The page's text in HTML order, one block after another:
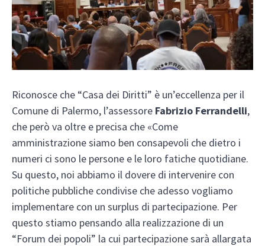
Riconosce che “Casa dei Diritti” è un’eccellenza per il
Comune di Palermo, l’assessore Fabrizio Ferrandelli,
che però va oltre e precisa che «Come
amministrazione siamo ben consapevoli che dietro i
numeri ci sono le persone e le loro fatiche quotidiane.
Su questo, noi abbiamo il dovere di intervenire con
politiche pubbliche condivise che adesso vogliamo
implementare con un surplus di partecipazione. Per
questo stiamo pensando alla realizzazione di un
“Forum dei popoli” la cui partecipazione sarà allargata